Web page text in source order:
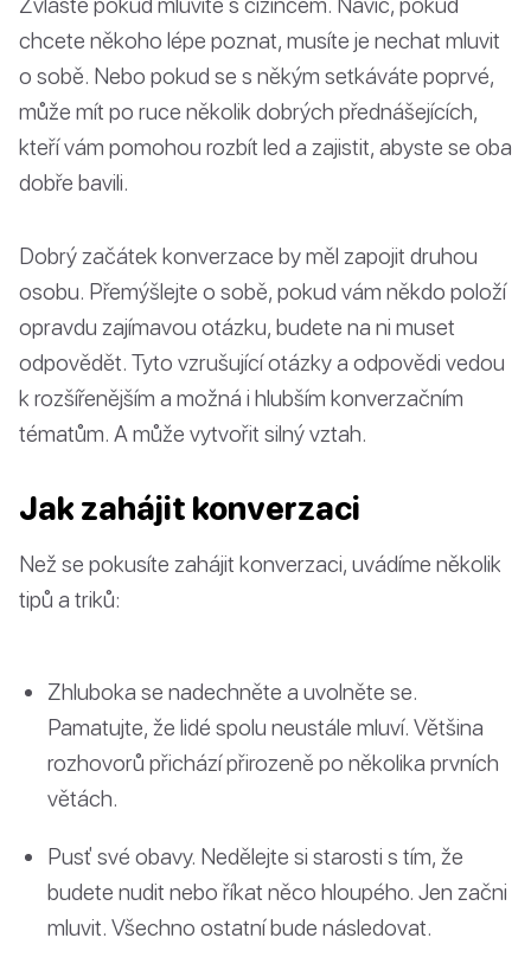
chcete někoho lépe poznat, musíte je nechat mluvit
o sobě. Nebo pokud se s někým setkáváte poprvé,
může mít po ruce několik dobrých přednášejících,
kteří vám pomohou rozbít led a zajistit, abyste se oba
dobře bavili.
Dobrý začátek konverzace by měl zapojit druhou
osobu. Přemýšlejte o sobě, pokud vám někdo položí
opravdu zajímavou otázku, budete na ni muset
odpovědět. Tyto vzrušující otázky a odpovědi vedou
k rozšířenějším a možná i hlubším konverzačním
tématům. A může vytvořit silný vztah.
Jak zahájit konverzaci
Než se pokusíte zahájit konverzaci, uvádíme několik
tipů a triků:
Zhluboka se nadechněte a uvolněte se.
Pamatujte, že lidé spolu neustále mluví. Většina
rozhovorů přichází přirozeně po několika prvních
větách.
Pusť své obavy. Nedělejte si starosti s tím, že
budete nudit nebo říkat něco hloupého. Jen začni
mluvit. Všechno ostatní bude následovat.